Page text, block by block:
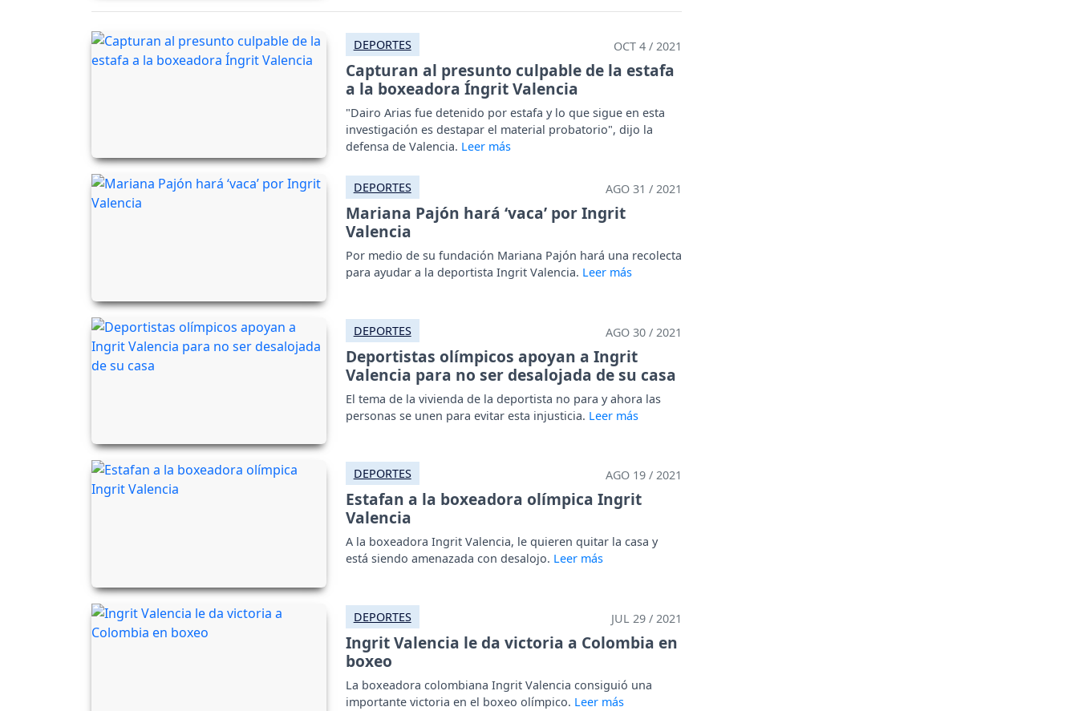
DEPORTES OCT 4 / 2021
Capturan al presunto culpable de la estafa
a la boxeadora Íngrit Valencia
"Dairo Arias fue detenido por estafa y lo que sigue en esta
investigación es destapar el material probatorio", dijo la
defensa de Valencia.
DEPORTES AGO 31 / 2021
Mariana Pajón hará ‘vaca’ por Ingrit
Valencia
Por medio de su fundación Mariana Pajón hará una recolecta
para ayudar a la deportista Ingrit Valencia.
DEPORTES AGO 30 / 2021
Deportistas olímpicos apoyan a Ingrit
Valencia para no ser desalojada de su casa
El tema de la vivienda de la deportista no para y ahora las
personas se unen para evitar esta injusticia.
DEPORTES AGO 19 / 2021
Estafan a la boxeadora olímpica Ingrit
Valencia
A la boxeadora Ingrit Valencia, le quieren quitar la casa y
está siendo amenazada con desalojo.
DEPORTES JUL 29 / 2021
Ingrit Valencia le da victoria a Colombia en
boxeo
La boxeadora colombiana Ingrit Valencia consiguió una
importante victoria en el boxeo olímpico.